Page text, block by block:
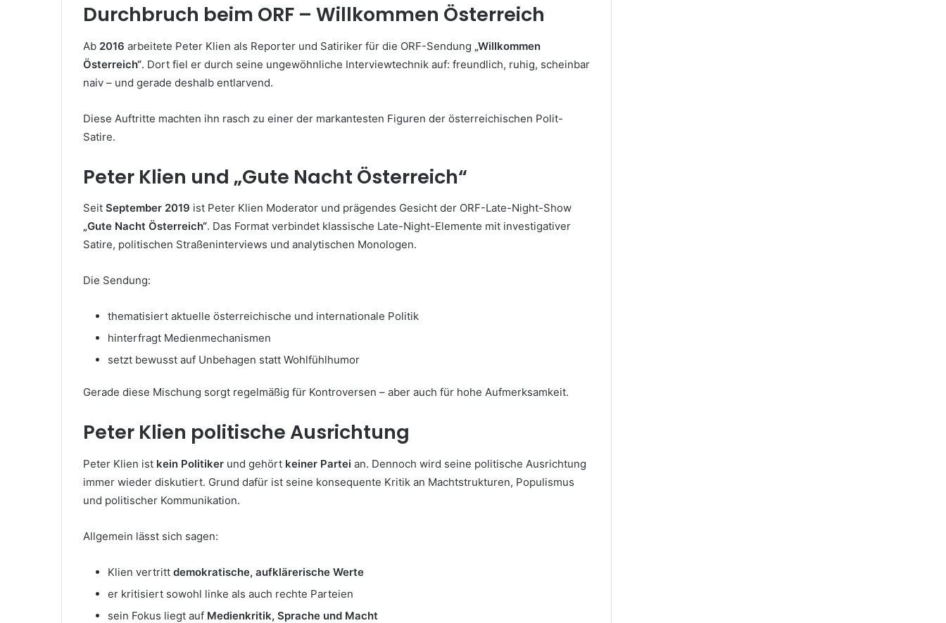
Durchbruch beim ORF – Willkommen Österreich
Ab 2016 arbeitete Peter Klien als Reporter und Satiriker für die ORF-Sendung „Willkommen
Österreich“. Dort fiel er durch seine ungewöhnliche Interviewtechnik auf: freundlich, ruhig, scheinbar
naiv – und gerade deshalb entlarvend.
Diese Auftritte machten ihn rasch zu einer der markantesten Figuren der österreichischen Polit-
Satire.
Peter Klien und „Gute Nacht Österreich“
Seit September 2019 ist Peter Klien Moderator und prägendes Gesicht der ORF-Late-Night-Show
„Gute Nacht Österreich“. Das Format verbindet klassische Late-Night-Elemente mit investigativer
Satire, politischen Straßeninterviews und analytischen Monologen.
Die Sendung:
thematisiert aktuelle österreichische und internationale Politik
hinterfragt Medienmechanismen
setzt bewusst auf Unbehagen statt Wohlfühlhumor
Gerade diese Mischung sorgt regelmäßig für Kontroversen – aber auch für hohe Aufmerksamkeit.
Peter Klien politische Ausrichtung
Peter Klien ist kein Politiker und gehört keiner Partei an. Dennoch wird seine politische Ausrichtung
immer wieder diskutiert. Grund dafür ist seine konsequente Kritik an Machtstrukturen, Populismus
und politischer Kommunikation.
Allgemein lässt sich sagen:
Klien vertritt demokratische, aufklärerische Werte
er kritisiert sowohl linke als auch rechte Parteien
sein Fokus liegt auf Medienkritik, Sprache und Macht